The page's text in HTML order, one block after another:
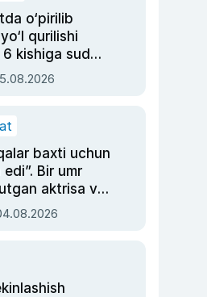
o‘pirilib
qurilishi
6 kishiga sud
baxti uchun
Bir umr
aktrisa va
Rimma